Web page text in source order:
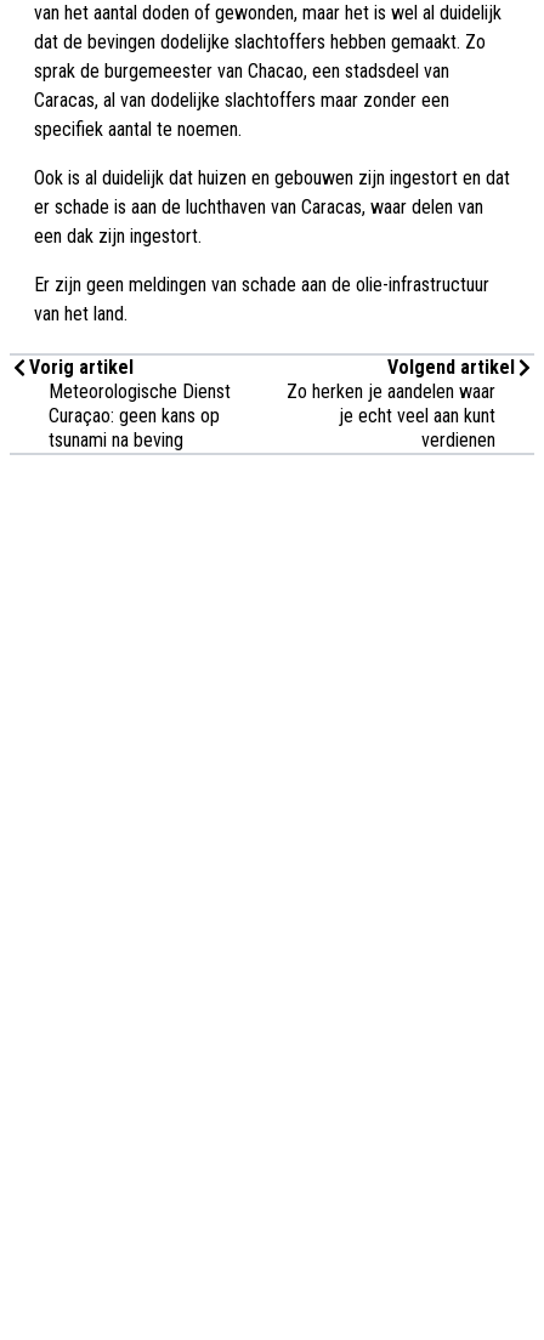
van het aantal doden of gewonden, maar het is wel al duidelijk
dat de bevingen dodelijke slachtoffers hebben gemaakt. Zo
sprak de burgemeester van Chacao, een stadsdeel van
Caracas, al van dodelijke slachtoffers maar zonder een
specifiek aantal te noemen.
Ook is al duidelijk dat huizen en gebouwen zijn ingestort en dat
er schade is aan de luchthaven van Caracas, waar delen van
een dak zijn ingestort.
Er zijn geen meldingen van schade aan de olie-infrastructuur
van het land.
Vorig artikel
Meteorologische Dienst
Curaçao: geen kans op
tsunami na beving
Volgend artikel
Zo herken je aandelen waar
je echt veel aan kunt
verdienen